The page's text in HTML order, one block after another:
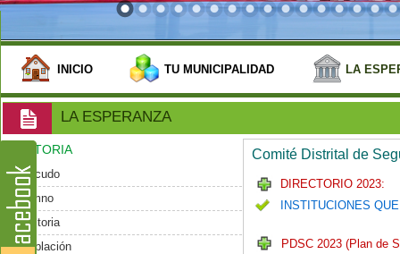
INICIO TU MUNICIPALIDAD LA
LA ESPERANZA
HISTORIA
Escudo
Himno
Historia
Población
Comité Distrital de
DIRECTORIO 2023:
INSTITUCIONES
PDSC 2023 (Plan de